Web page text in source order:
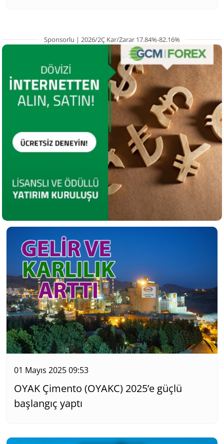
Sponsorlu | 2026/2Ç Kar/Zarar 17.84%-82.16%
01 Mayıs 2025 09:53
OYAK Çimento (OYAKC) 2025’e güçlü
başlangıç yaptı